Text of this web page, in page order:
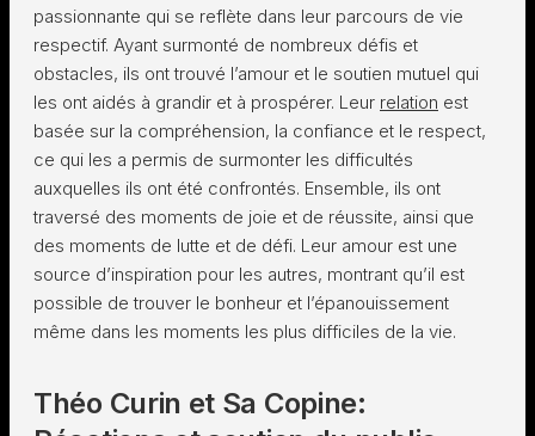
passionnante qui se reflète dans leur parcours de vie
respectif. Ayant surmonté de nombreux défis et
obstacles, ils ont trouvé l’amour et le soutien mutuel qui
les ont aidés à grandir et à prospérer. Leur relation est
basée sur la compréhension, la confiance et le respect,
ce qui les a permis de surmonter les difficultés
auxquelles ils ont été confrontés. Ensemble, ils ont
traversé des moments de joie et de réussite, ainsi que
des moments de lutte et de défi. Leur amour est une
source d’inspiration pour les autres, montrant qu’il est
possible de trouver le bonheur et l’épanouissement
même dans les moments les plus difficiles de la vie.
Théo Curin et Sa Copine: